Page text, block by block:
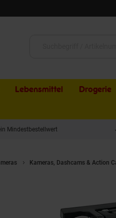
Lebensmittel Drogerie
Mindestbestellwert
Kameras, Dashcams & Action